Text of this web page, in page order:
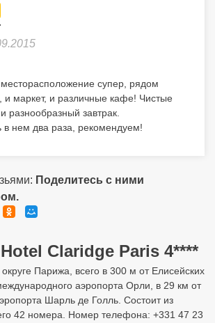
супер, рядом
и маркет, и различные кафе! Чистые
разнообразный завтрак.
в нем два раза, рекомендуем!
Поделитесь с ними
Claridge Paris 4****
Парижа, всего в 300 м от Елисейских
аэропорта Орли, в 29 км от
Шарль де Голль. Состоит из
42 номера. Номер телефона: +331 47 23